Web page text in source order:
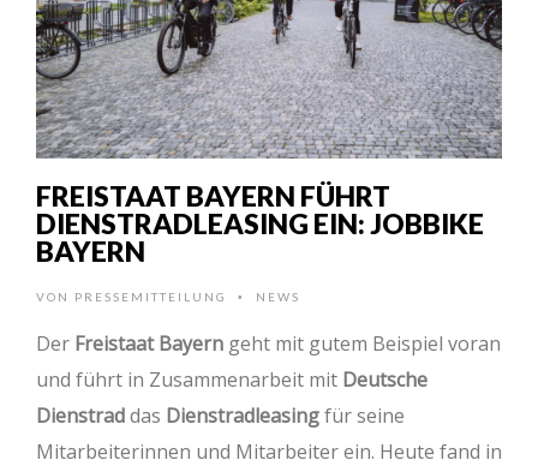
FREISTAAT BAYERN FÜHRT
DIENSTRADLEASING EIN: JOBBIKE
BAYERN
VON PRESSEMITTEILUNG • NEWS
Der Freistaat Bayern geht mit gutem Beispiel voran
und führt in Zusammenarbeit mit Deutsche
Dienstraddas Dienstradleasingfür seine
Mitarbeiterinnen und Mitarbeiter ein. Heute fand in